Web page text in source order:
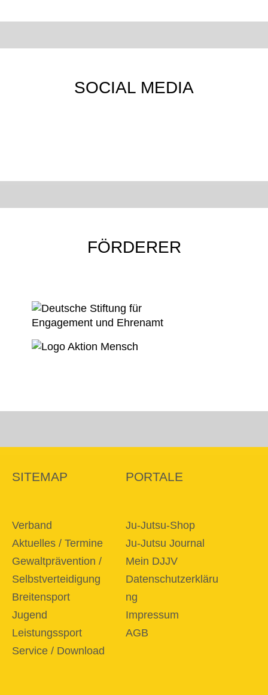
SOCIAL MEDIA
FÖRDERER
SITEMAP
Verband
Aktuelles / Termine
Gewaltprävention /
Selbstverteidigung
Breitensport
Jugend
Leistungssport
Service / Download
PORTALE
Ju-Jutsu-Shop
Ju-Jutsu Journal
Mein DJJV
Datenschutzerkläru
ng
Impressum
AGB